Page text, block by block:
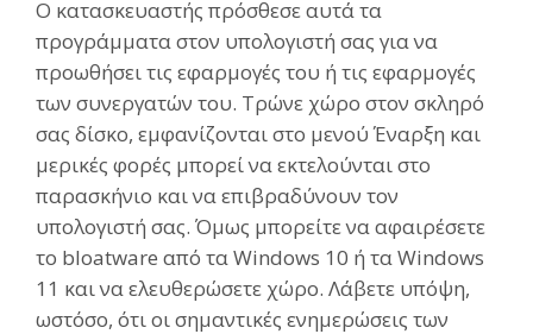
Ο κατασκευαστής πρόσθεσε αυτά τα
προγράμματα στον υπολογιστή σας για να
προωθήσει τις εφαρμογές του ή τις εφαρμογές
των συνεργατών του. Τρώνε χώρο στον σκληρό
σας δίσκο, εμφανίζονται στο μενού Έναρξη και
μερικές φορές μπορεί να εκτελούνται στο
παρασκήνιο και να επιβραδύνουν τον
υπολογιστή σας. Όμως μπορείτε να αφαιρέσετε
το bloatware από τα Windows 10 ή τα Windows
11 και να ελευθερώσετε χώρο. Λάβετε υπόψη,
ωστόσο, ότι οι σημαντικές ενημερώσεις των